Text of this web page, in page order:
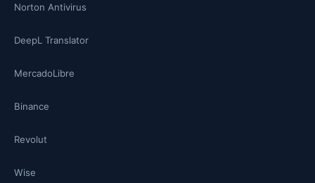
Norton Antivirus
DeepL Translator
MercadoLibre
Binance
Revolut
Wise